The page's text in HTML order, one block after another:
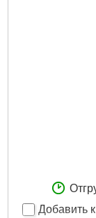
Добавить